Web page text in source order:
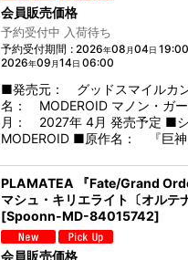
会員販売価格
予約受付中 入荷待ち
予約受付期間 : 2026年08月04日 19:00
2026年09月14日 06:00
■発売元： グッドスマイルカ
名： MODEROID マノン・ガ
月： 2027年 4月 発売予定 ■
MODEROID ■原作名： 『巨
PLAMATEA 『Fate/Grand
マシュ・キリエライト〔オルテ
[Spoonn-MD-84015742]
会員販売価格